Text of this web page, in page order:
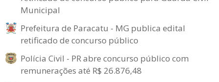
Municipal
Prefeitura de Paracatu - MG publica edital
retificado de concurso público
Polícia Civil - PR abre concurso público com
remunerações até R$ 26.876,48